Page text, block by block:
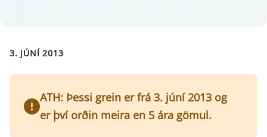
3. JÚNÍ 2013
ATH: Þessi grein er frá 3. júní 2013 og
er því orðin meira en 5 ára gömul.